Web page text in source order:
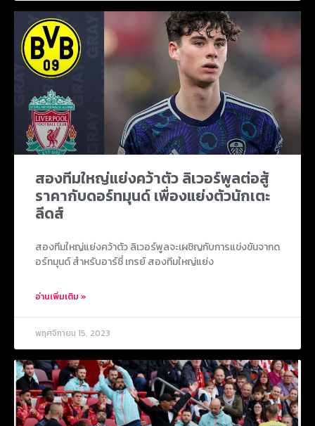
สองทีมใหญ่แย่งคว้าตัว ลิเวอร์พูลต่อสู้
ราคากับดอร์ทมุนด์ เพื่องแย่งตัวนักเตะ
ลีดส์
สองทีมใหญ่แย่งคว้าตัว ลิเวอร์พูลจะเผชิญกับการแข่งขันจากด
อร์ทมุนด์ สำหรับอาร์ชี่ เกรย์ สองทีมใหญ่แย่ง
อ่านเพิ่มเติม »
พฤศจิกายน 15, 2023